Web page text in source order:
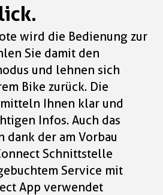
wird die Bedienung zur
Sie damit den
und lehnen sich
Bike zurück. Die
Ihnen klar und
Infos. Auch das
dank der am Vorbau
Schnittstelle
Service mit
App verwendet